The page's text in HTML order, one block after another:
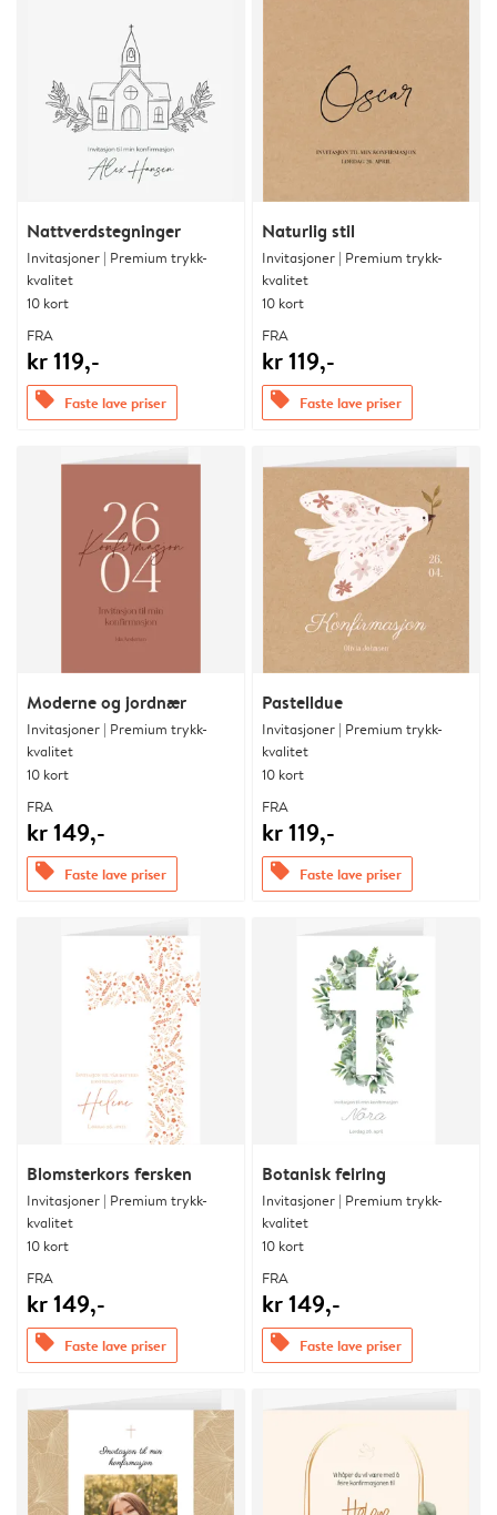
Nattverdstegninger
Invitasjoner | Premium trykk-
kvalitet
10 kort
FRA
kr 119,-
offers Faste lave priser
Naturlig stil
Invitasjoner | Premium trykk-
kvalitet
10 kort
FRA
kr 119,-
offers Faste lave priser
Moderne og jordnær
Invitasjoner | Premium trykk-
kvalitet
10 kort
FRA
kr 149,-
offers Faste lave priser
Pastelldue
Invitasjoner | Premium trykk-
kvalitet
10 kort
FRA
kr 119,-
offers Faste lave priser
Blomsterkors fersken
Invitasjoner | Premium trykk-
kvalitet
10 kort
FRA
kr 149,-
offers Faste lave priser
Botanisk feiring
Invitasjoner | Premium trykk-
kvalitet
10 kort
FRA
kr 149,-
offers Faste lave priser